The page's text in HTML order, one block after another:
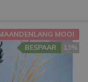
MOOI
13%
BESPAAR